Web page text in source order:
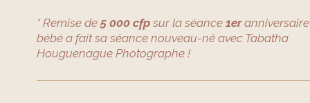
* Remise de5 000 cfpsur la séance 1er
bébé a fait sa séance nouveau-né avec Tabatha
Houguenague Photographe !